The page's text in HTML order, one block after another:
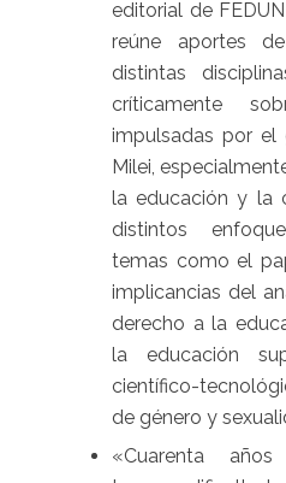
editorial de
reúne aportes
distintas
críticamente
impulsadas por el
Milei,
la educación y la
distintos
temas como el
implicancias del
derecho a la
la educación
científico-
de género y
«Cuarenta